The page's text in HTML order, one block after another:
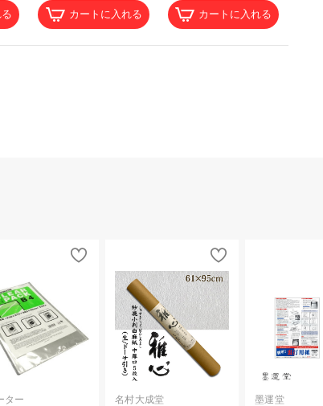
カートに入れる カートに入れる
ター 名村大成堂 墨運堂